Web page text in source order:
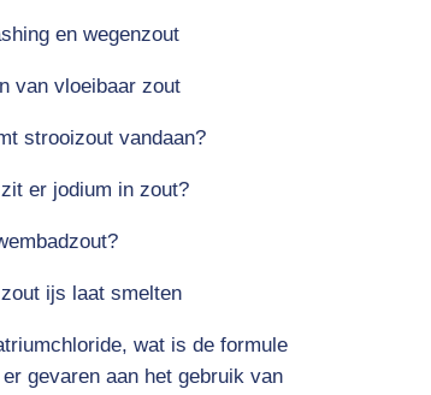
en wegenzout
van vloeibaar zout
strooizout vandaan?
er jodium in zout?
ijs laat smelten
wat is de formule
gevaren aan het gebruik van